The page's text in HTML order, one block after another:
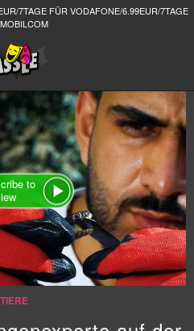
7TAGE FÜR VODAFONE/6.99EUR/7TAGE
to
TIERE